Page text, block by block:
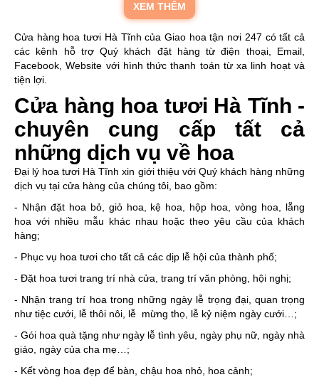
XEM THÊM
Cửa hàng hoa tươi Hà Tĩnh của Giao hoa tận nơi 247 có tất cả
các kênh hỗ trợ Quý khách đặt hàng từ điện thoại, Email,
Facebook, Website với hình thức thanh toán từ xa linh hoạt và
tiện lợi.
Cửa hàng hoa tươi Hà Tĩnh -
chuyên cung cấp tất cả
những dịch vụ về hoa
Đại lý hoa tươi Hà Tĩnh xin giới thiệu với Quý khách hàng những
dịch vụ tại cửa hàng của chúng tôi, bao gồm:
- Nhận đặt hoa bỏ, giỏ hoa, kệ hoa, hộp hoa, vòng hoa, lẵng
hoa với nhiều mẫu khác nhau hoặc theo yêu cầu của khách
hàng;
- Phục vụ hoa tươi cho tất cả các dịp lễ hội của thành phố;
- Đặt hoa tươi trang trí nhà cửa, trang trí văn phòng, hội nghị;
- Nhận trang trí hoa trong những ngày lễ trọng đại, quan trọng
như tiệc cưới, lễ thôi nôi, lễ mừng thọ, lễ kỷ niệm ngày cưới…;
- Gói hoa quà tặng như ngày lễ tình yêu, ngày phụ nữ, ngày nhà
giáo, ngày của cha mẹ…;
- Kết vòng hoa đẹp để bàn, chậu hoa nhỏ, hoa cảnh;